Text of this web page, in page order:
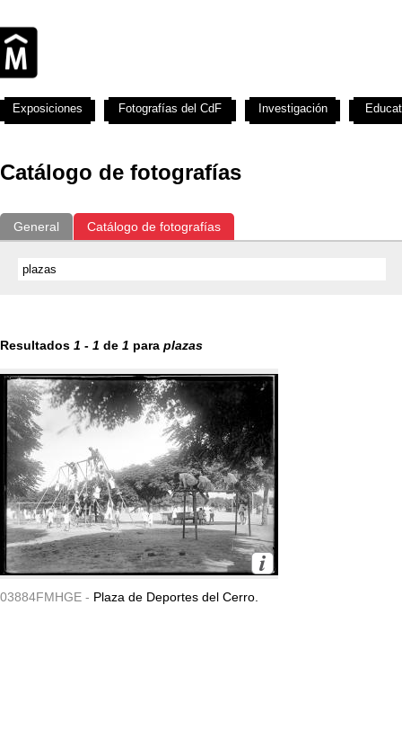
Catálogo de fotografías
General Catálogo de fotografías
Resultados 1 - 1 de 1 para plazas
03884FMHGE - Plaza de Deportes del Cerro.
Exposiciones Fotografías del CdF Investigación